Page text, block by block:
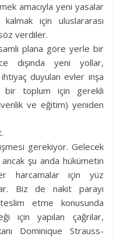
amacıyla yeni yasalar
için uluslararası
verdiler.
plana göre yerle bir
dışında yeni yollar,
duyulan evler inşa
bir toplum için gerekli
ve eğitim) yeniden
gerekiyor. Gelecek
şu anda hükümetin
harcamalar için yüz
Biz de nakit parayı
etme konusunda
için yapılan çağrılar,
Dominique Strauss-